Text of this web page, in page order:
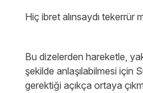
Hiç ibret alınsaydı tekerrür
Bu dizelerden hareketle,
şekilde anlaşılabilmesi için
gerektiği açıkça ortaya